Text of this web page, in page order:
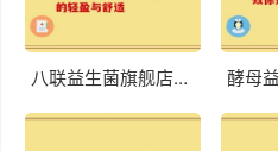
八联益生菌旗舰店：改善肠道，体验前所未有的轻盈与舒适